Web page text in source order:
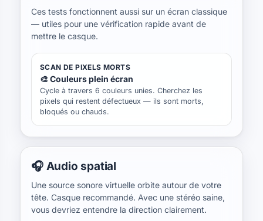
Ces tests fonctionnent aussi sur un écran classique
— utiles pour une vérification rapide avant de
mettre le casque.
SCAN DE PIXELS MORTS
🎨 Couleurs plein écran
Cycle à travers 6 couleurs unies. Cherchez les
pixels qui restent défectueux — ils sont morts,
bloqués ou chauds.
🎧 Audio spatial
Une source sonore virtuelle orbite autour de votre
tête. Casque recommandé. Avec une stéréo saine,
vous devriez entendre la direction clairement.